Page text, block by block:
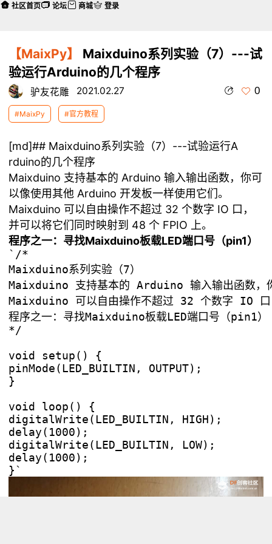
【MaixPy】
Maixduino系列实验（7）---试
验运行Arduino的几个程序
驴友花雕 2021.02.27 0
#MaixPy #官方教程
[md]## Maixduino系列实验（7）---试验运行A
rduino的几个程序
Maixduino 支持基本的 Arduino 输入输出函数，你可
以像使用其他 Arduino 开发板一样使用它们。
Maixduino 可以自由操作不超过 32 个数字 IO 口，
并可以将它们同时映射到 48 个 FPIO 上。
程序之一：寻找Maixduino板载LED端口号（pin1）
`/*
Maixduino系列实验（7）
Maixduino 支持基本的 Arduino 输入输出函数，
Maixduino 可以自由操作不超过 32 个数字 IO
程序之一：寻找Maixduino板载LED端口号（pin1）
*/
void setup() {
pinMode(LED_BUILTIN, OUTPUT);
}
void loop() {
digitalWrite(LED_BUILTIN, HIGH);
delay(1000);
digitalWrite(LED_BUILTIN, LOW);
delay(1000);
社区首页 论坛 商城 登录